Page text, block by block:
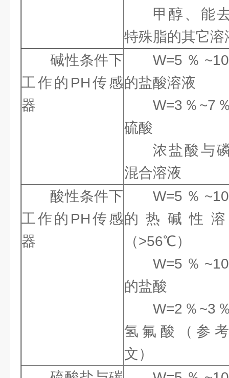
甲醇、能
特殊脂的其它溶
碱性条件下
工作的PH传感
器
W=5％
的盐酸溶液
W=3％~7
硫酸
浓盐酸与
混合溶液
酸性条件下
工作的PH传感
器
W=5％
的热碱性
（>56℃）
W=5％
的盐酸
W=2％~3
氢氟酸（参
文）